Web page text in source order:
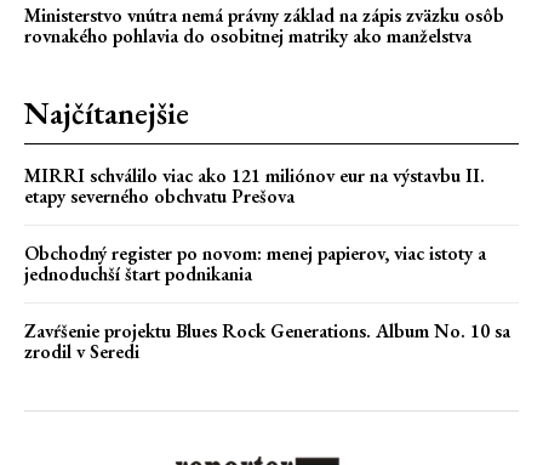
Ministerstvo vnútra nemá právny základ na zápis zväzku osôb
rovnakého pohlavia do osobitnej matriky ako manželstva
Najčítanejšie
MIRRI schválilo viac ako 121 miliónov eur na výstavbu II.
etapy severného obchvatu Prešova
Obchodný register po novom: menej papierov, viac istoty a
jednoduchší štart podnikania
Zavŕšenie projektu Blues Rock Generations. Album No. 10 sa
zrodil v Seredi